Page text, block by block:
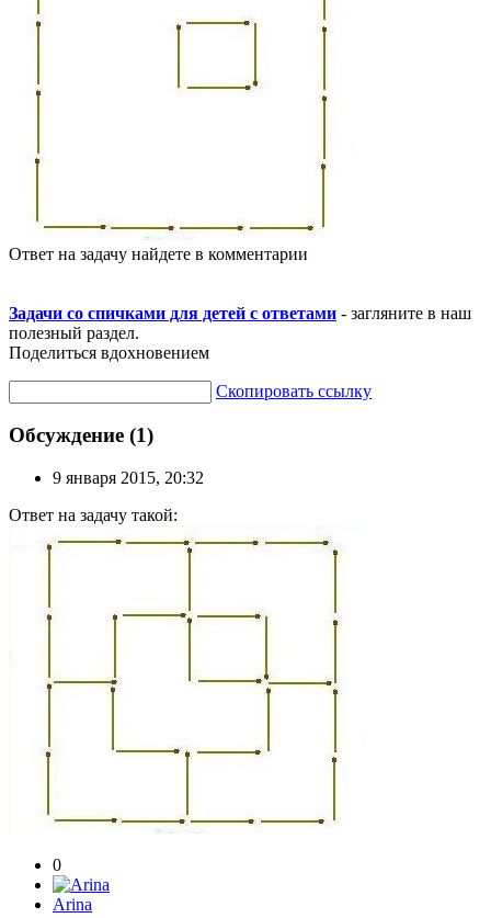
Ответ на задачу найдете в комментарии
Задачи со спичками для детей с ответами - загляните в наш
полезный раздел.
Поделиться вдохновением
Скопировать ссылку
Обсуждение (1)
9 января 2015, 20:32
Ответ на задачу такой:
0
Arina